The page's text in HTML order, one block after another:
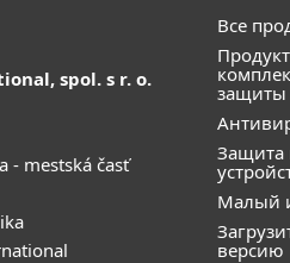
spol. s r. o.
- mestská časť
Все
защиты
Малый
версию